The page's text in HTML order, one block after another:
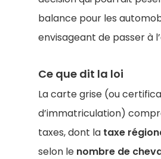
balance pour les
envisageant de passer à
Ce que dit la loi
La carte grise (ou
d’immatriculation)
taxes, dont la taxe
selon le nombre de